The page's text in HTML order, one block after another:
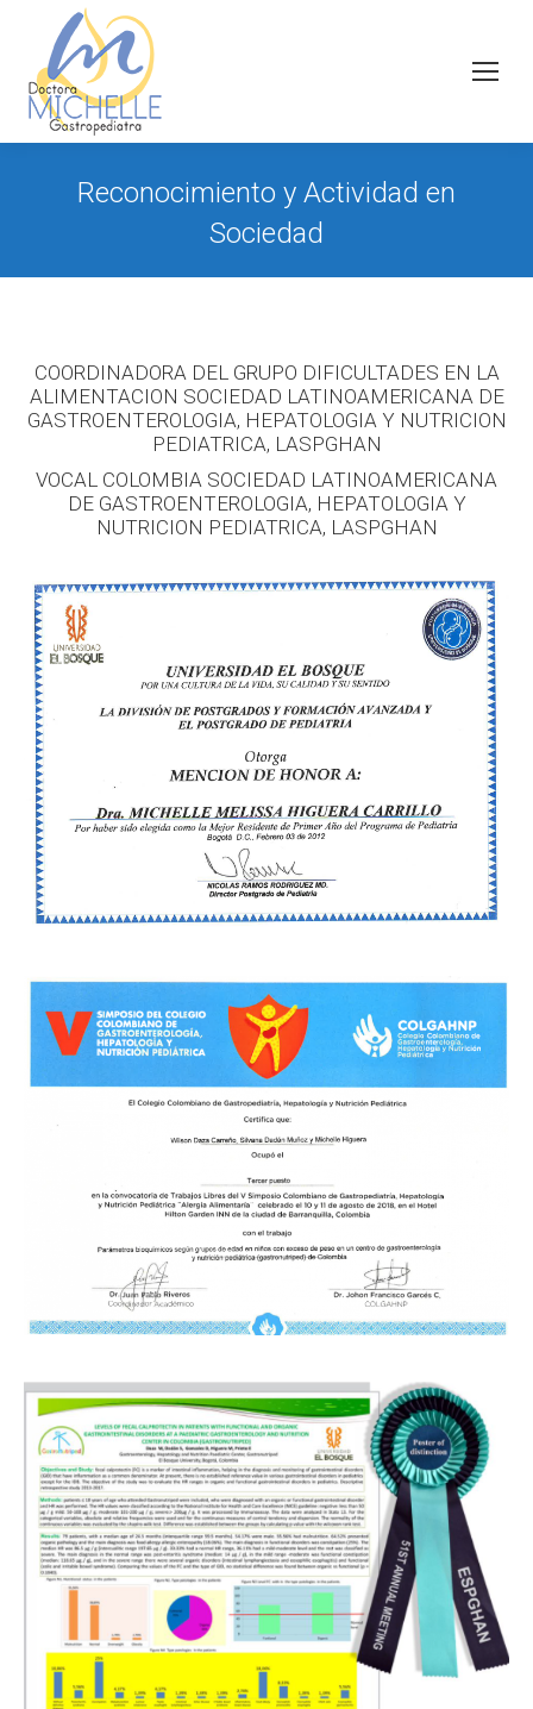
Reconocimiento y Actividad en
Sociedad
COORDINADORA DEL GRUPO DIFICULTADES EN LA
ALIMENTACION SOCIEDAD LATINOAMERICANA DE
GASTROENTEROLOGIA, HEPATOLOGIA Y NUTRICION
PEDIATRICA, LASPGHAN
VOCAL COLOMBIA SOCIEDAD LATINOAMERICANA
DE GASTROENTEROLOGIA, HEPATOLOGIA Y
NUTRICION PEDIATRICA, LASPGHAN